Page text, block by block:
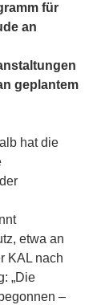
für
an
geplantem
hat die
etwa an
KAL nach
„Die
–